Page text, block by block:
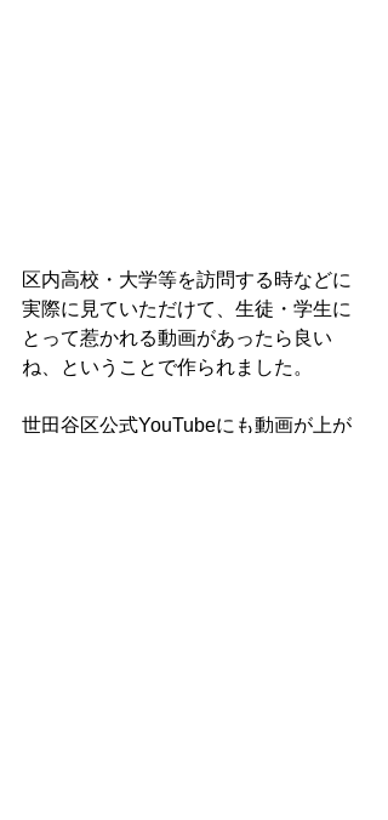
区内高校・大学等を訪問する時などに
実際に見ていただけて、生徒・学生に
とって惹かれる動画があったら良い
ね、ということで作られました。
世田谷区公式YouTubeにも動画が上が